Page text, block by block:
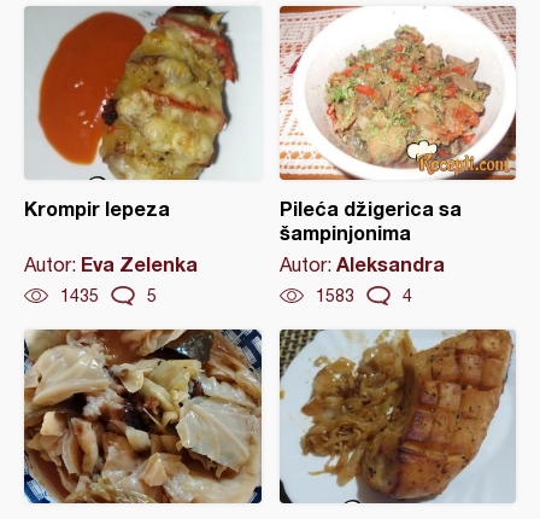
Krompir lepeza
Autor: Eva Zelenka
1435 5
Pileća džigerica sa
šampinjonima
Autor: Aleksandra
1583 4